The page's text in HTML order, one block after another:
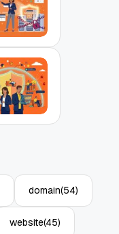
domain(54)
website(45)